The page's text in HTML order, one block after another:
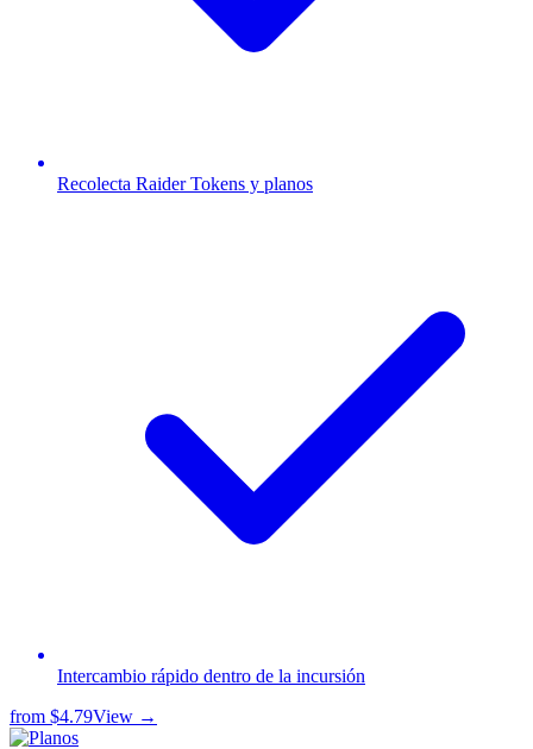
Recolecta Raider Tokens y planos
Intercambio rápido dentro de la incursión
from $4.79View →